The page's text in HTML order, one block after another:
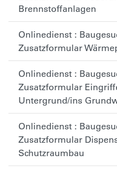
Brennstoffanlagen
Onlinedienst :
Zusatzformular
Onlinedienst :
Zusatzformular
Untergrund/ins
Onlinedienst :
Zusatzformular
Schutzraumbau